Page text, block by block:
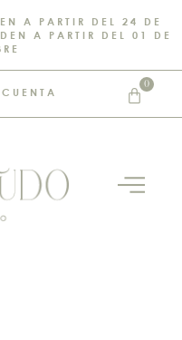
A PARTIR DEL 24 DE
A PARTIR DEL 01 DE
0